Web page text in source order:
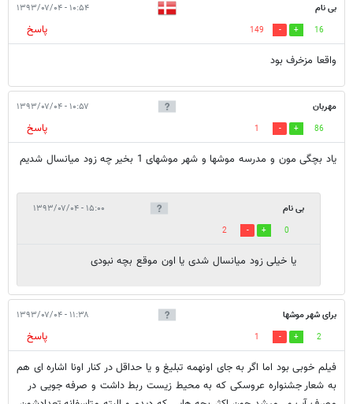
بی نام ۱۰:۵۴ - ۱۳۹۳/۰۷/۰۴
16
149
پاسخ
واقعا مزخرف بود
مهربان ۱۰:۵۷ - ۱۳۹۳/۰۷/۰۴
86
1
پاسخ
یاد بچگی مون و مدرسه موشها و شهر موشهای 1 بخیر چه زود میانسال شدیم
بی نام ۱۵:۰۰ - ۱۳۹۳/۰۷/۰۴
0
2
یا خیلی زود میانسال شدی یا اون موقع بچه نبودی
برای شهر موشها ۱۱:۳۸ - ۱۳۹۳/۰۷/۰۴
2
1
پاسخ
فیلم خوبی بود اما اگر به جای اونهمه تبلیغ و یا حداقل در کنار اونا اشاره ای هم
به شعار جشنواره عروسکی که به محیط زیست ربط داشت و صرفه جویی در